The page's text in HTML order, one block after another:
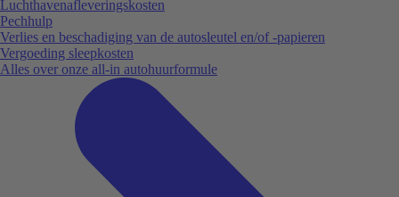
Luchthavenafleveringskosten
Pechhulp
Verlies en beschadiging van de autosleutel en/of -papieren
Vergoeding sleepkosten
Alles over onze all-in autohuurformule